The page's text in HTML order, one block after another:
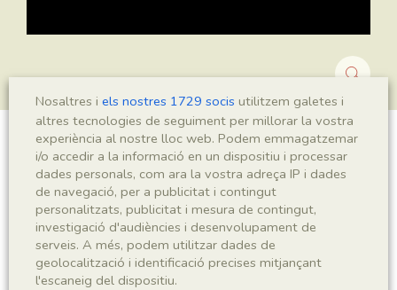
Montsechia vidalii
Sigla
MNHN 17900b
Nosaltres i els nostres 1729 socis utilitzem galetes i
altres tecnologies de seguiment per millorar la vostra
experiència al nostre lloc web. Podem emmagatzemar
i/o accedir a la informació en un dispositiu i processar
dades personals, com ara la vostra adreça IP i dades
de navegació, per a publicitat i contingut
personalitzats, publicitat i mesura de contingut,
investigació d'audiències i desenvolupament de
serveis. A més, podem utilitzar dades de
geolocalització i identificació precises mitjançant
l'escaneig del dispositiu.